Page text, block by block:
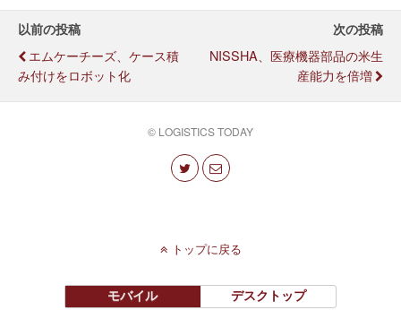
以前の投稿
エムケーチーズ、ケース積
み付けをロボット化
次の投稿
NISSHA、医療機器部品の米生
産能力を倍増
© LOGISTICS TODAY
トップに戻る
モバイル デスクトップ